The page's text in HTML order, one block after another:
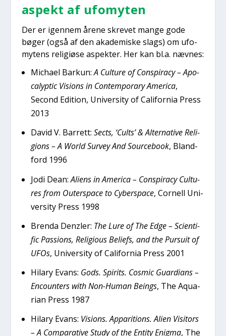
aspekt af ufo­myten
Der er igen­nem åre­ne skre­vet man­ge gode
bøger (også af den aka­de­mi­ske slags) om ufo­
mytens reli­gi­øse aspek­ter. Her kan bl.a. næv­nes:
Micha­el Bar­kun:A Cul­tu­re of Con­spira­cy – Apo­
ca­lyp­tic Visions in Con­tem­porary Ame­ri­ca,
Second Edi­tion, Uni­ver­si­ty of Cali­for­nia Press
2013
David V. Bar­rett: Sects, ‘Cults’ & Alter­na­ti­ve Reli­
gions – A Wor­ld Sur­vey And Sour­ce­book, Bland­
ford 1996
Jodi Dean:Ali­ens in Ame­ri­ca – Con­spira­cy Cul­tu­
res from Outer­s­pa­ce to Cyber­s­pa­ce, Cor­nell Uni­
ver­si­ty Press 1998
Bren­da Den­z­ler: The Lure of The Edge – Sci­en­ti­
fic Pas­sions, Reli­gious Beliefs, and the Pur­su­it of
UFOs, Uni­ver­si­ty of Cali­for­nia Press 2001
Hilary Evans: Gods. Spi­rits. Cos­mic Guar­di­ans –
Enco­un­ters with Non-Human Beings, The Aqua­
ri­an Press 1987
Hilary Evans: Visions. Appa­ri­tions. Ali­en Visi­tors
– A Com­pa­ra­ti­ve Stu­dy of the Enti­ty Enig­ma, The